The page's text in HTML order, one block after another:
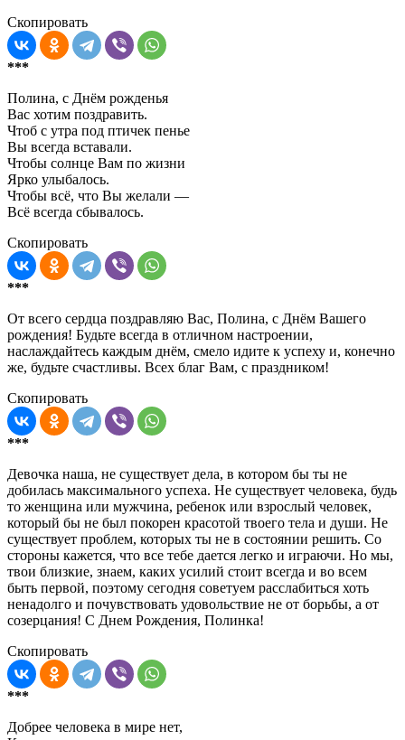
Скопировать
***
Полина, с Днём рожденья
Вас хотим поздравить.
Чтоб с утра под птичек пенье
Вы всегда вставали.
Чтобы солнце Вам по жизни
Ярко улыбалось.
Чтобы всё, что Вы желали —
Всё всегда сбывалось.
Скопировать
***
От всего сердца поздравляю Вас, Полина, с Днём Вашего
рождения! Будьте всегда в отличном настроении,
наслаждайтесь каждым днём, смело идите к успеху и, конечно
же, будьте счастливы. Всех благ Вам, с праздником!
Скопировать
***
Девочка наша, не существует дела, в котором бы ты не
добилась максимального успеха. Не существует человека, будь
то женщина или мужчина, ребенок или взрослый человек,
который бы не был покорен красотой твоего тела и души. Не
существует проблем, которых ты не в состоянии решить. Со
стороны кажется, что все тебе дается легко и играючи. Но мы,
твои близкие, знаем, каких усилий стоит всегда и во всем
быть первой, поэтому сегодня советуем расслабиться хоть
ненадолго и почувствовать удовольствие не от борьбы, а от
созерцания! С Днем Рождения, Полинка!
Скопировать
***
Добрее человека в мире нет,